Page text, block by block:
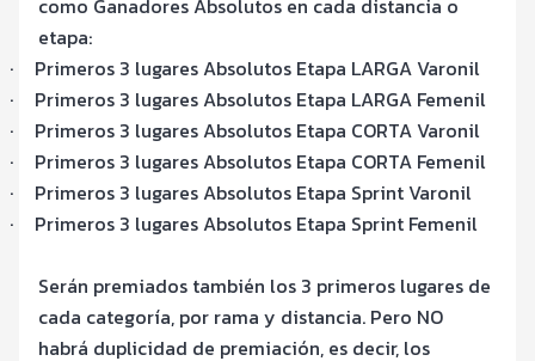
como Ganadores Absolutos en cada distancia o
etapa:
·
Primeros 3 lugares Absolutos Etapa LARGA Varonil
·
Primeros 3 lugares Absolutos Etapa LARGA Femenil
·
Primeros 3 lugares Absolutos Etapa CORTA Varonil
·
Primeros 3 lugares Absolutos Etapa CORTA Femenil
·
Primeros 3 lugares Absolutos Etapa Sprint Varonil
·
Primeros 3 lugares Absolutos Etapa Sprint Femenil
Serán premiados también los 3 primeros lugares de
cada categoría, por rama y distancia. Pero NO
habrá duplicidad de premiación, es decir, los